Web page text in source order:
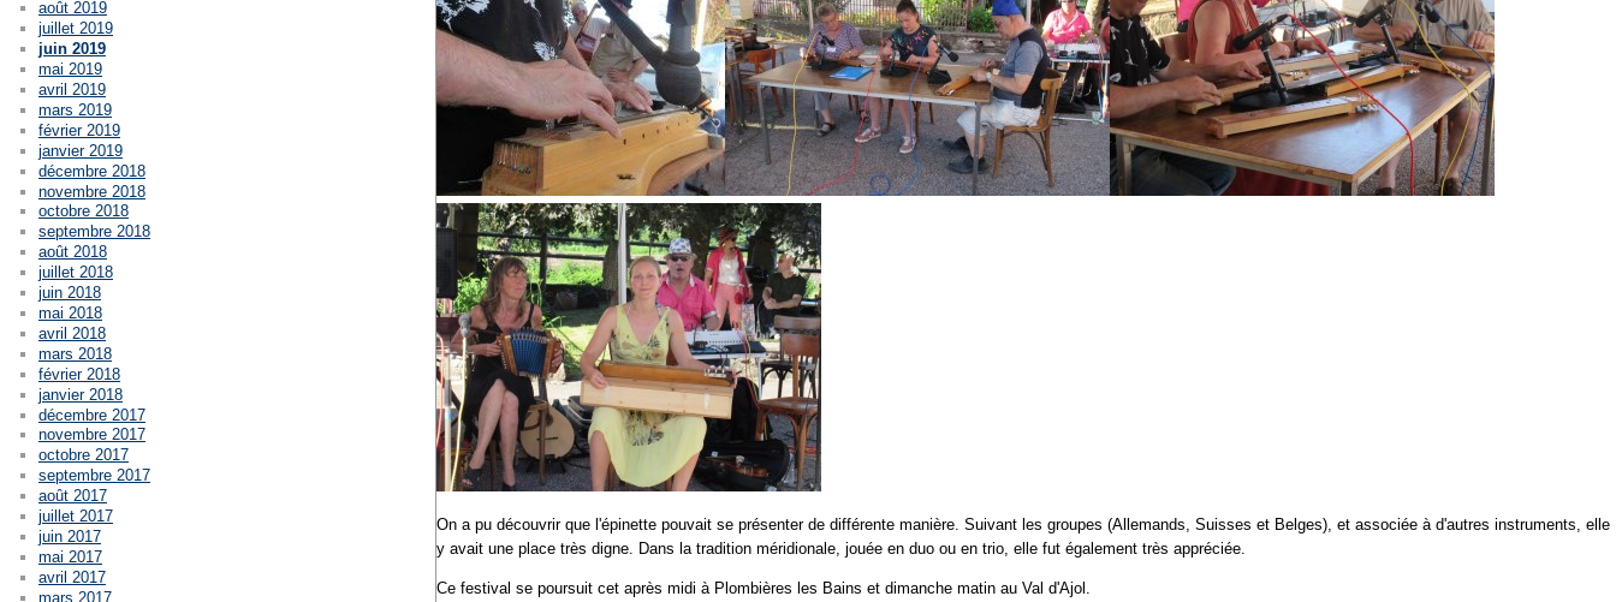
On a pu découvrir que l'épinette pouvait se présenter de différente manière. Suivant les groupes (Allemands, Suisses et Belges), et associée à d'autres instruments, elle
y avait une place très digne. Dans la tradition méridionale, jouée en duo ou en trio, elle fut également très appréciée.
Ce festival se poursuit cet après midi à Plombières les Bains et dimanche matin au Val d'Ajol.
août 2019
juillet 2019
juin 2019
mai 2019
avril 2019
mars 2019
février 2019
janvier 2019
décembre 2018
novembre 2018
octobre 2018
septembre 2018
août 2018
juillet 2018
juin 2018
mai 2018
avril 2018
mars 2018
février 2018
janvier 2018
décembre 2017
novembre 2017
octobre 2017
septembre 2017
août 2017
juillet 2017
juin 2017
mai 2017
avril 2017
mars 2017